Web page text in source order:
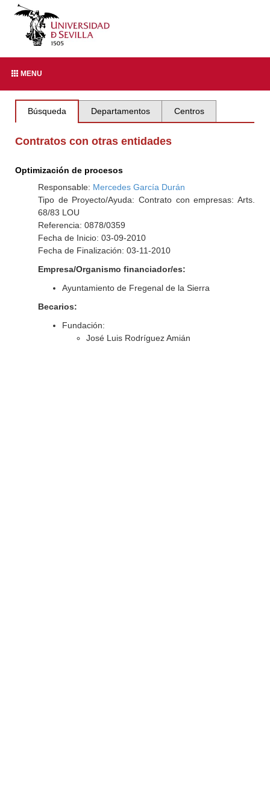
MENU
Búsqueda Departamentos Centros
Contratos con otras entidades
Optimización de procesos
Responsable: Mercedes García Durán
Tipo de Proyecto/Ayuda: Contrato con empresas: Arts.
68/83 LOU
Referencia: 0878/0359
Fecha de Inicio: 03-09-2010
Fecha de Finalización: 03-11-2010
Empresa/Organismo financiador/es:
Ayuntamiento de Fregenal de la Sierra
Becarios:
Fundación:
José Luis Rodríguez Amián